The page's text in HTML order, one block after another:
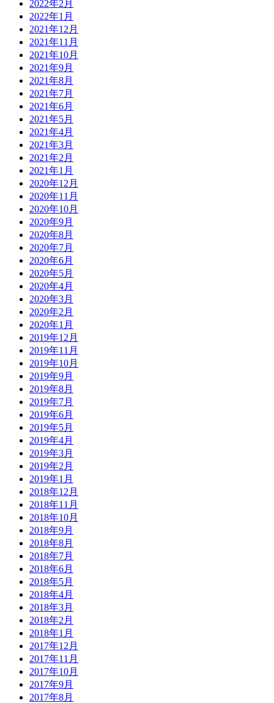
2022年2月
2022年1月
2021年12月
2021年11月
2021年10月
2021年9月
2021年8月
2021年7月
2021年6月
2021年5月
2021年4月
2021年3月
2021年2月
2021年1月
2020年12月
2020年11月
2020年10月
2020年9月
2020年8月
2020年7月
2020年6月
2020年5月
2020年4月
2020年3月
2020年2月
2020年1月
2019年12月
2019年11月
2019年10月
2019年9月
2019年8月
2019年7月
2019年6月
2019年5月
2019年4月
2019年3月
2019年2月
2019年1月
2018年12月
2018年11月
2018年10月
2018年9月
2018年8月
2018年7月
2018年6月
2018年5月
2018年4月
2018年3月
2018年2月
2018年1月
2017年12月
2017年11月
2017年10月
2017年9月
2017年8月